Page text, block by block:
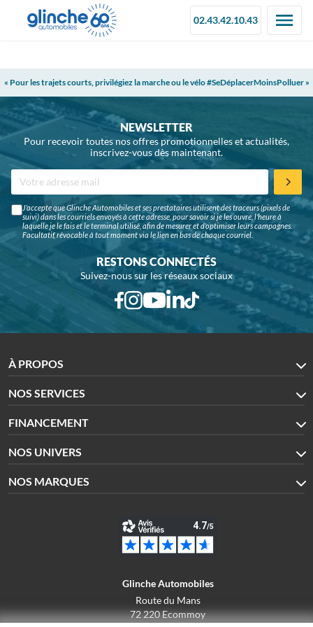
02.43.42.10.43
« Pour les trajets courts, privilégiez la marche ou le vélo #SeDéplacerMoinsPolluer »
NEWSLETTER
Pour recevoir toutes nos offres promotionnelles et actualités,
inscrivez-vous dès maintenant.
J'accepte que Glinche Automobiles et ses prestataires utilisent des traceurs (pixels de
suivi) dans les courriels envoyés à cette adresse, pour savoir si je les ouvre, l'heure à
laquelle je le fais et le terminal utilisé, afin de mesurer et d'optimiser leurs campagnes.
Facultatif, révocable à tout moment via le lien en bas de chaque courriel.
RESTONS CONNECTÉS
Suivez-nous sur les réseaux sociaux
À PROPOS
NOS SERVICES
FINANCEMENT
NOS UNIVERS
NOS MARQUES
Glinche Automobiles
Route du Mans
72 220 Ecommoy